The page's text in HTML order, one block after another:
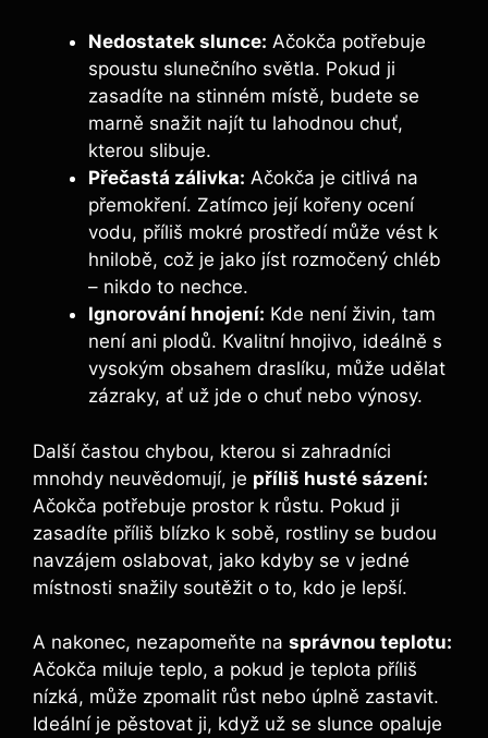
Nedostatek slunce: Ačokča potřebuje
spoustu slunečního světla. Pokud ji
zasadíte na stinném místě, budete se
marně snažit najít tu lahodnou chuť,
kterou slibuje.
Přečastá zálivka: Ačokča je citlivá na
přemokření. Zatímco její kořeny ocení
vodu, příliš mokré prostředí může vést k
hnilobě, což je jako jíst rozmočený chléb
– nikdo to nechce.
Ignorování hnojení: Kde není živin, tam
není ani plodů. Kvalitní hnojivo, ideálně s
vysokým obsahem draslíku, může udělat
zázraky, ať už jde o chuť nebo výnosy.
Další častou chybou, kterou si zahradníci
mnohdy neuvědomují, je příliš husté sázení:
Ačokča potřebuje prostor k růstu. Pokud ji
zasadíte příliš blízko k sobě, rostliny se budou
navzájem oslabovat, jako kdyby se v jedné
místnosti snažily soutěžit o to, kdo je lepší.
A nakonec, nezapomeňte na správnou teplotu:
Ačokča miluje teplo, a pokud je teplota příliš
nízká, může zpomalit růst nebo úplně zastavit.
Ideální je pěstovat ji, když už se slunce opaluje